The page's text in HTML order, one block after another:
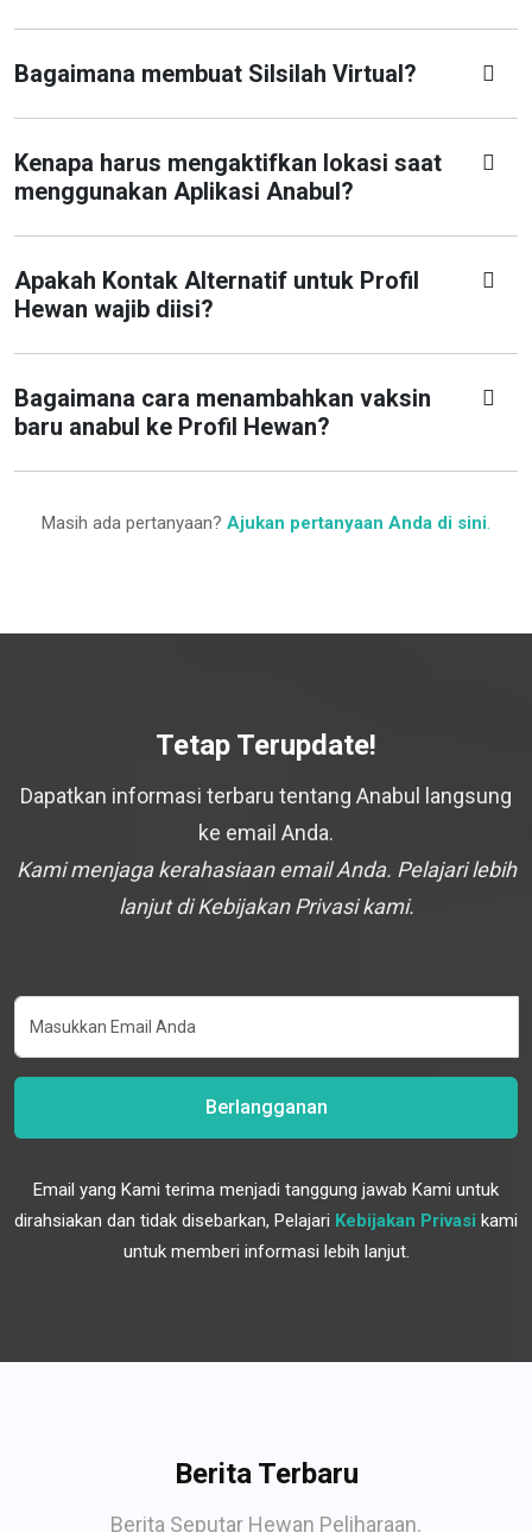
Bagaimana membuat Silsilah Virtual?
Kenapa harus mengaktifkan lokasi saat
menggunakan Aplikasi Anabul?
Apakah Kontak Alternatif untuk Profil
Hewan wajib diisi?
Bagaimana cara menambahkan vaksin
baru anabul ke Profil Hewan?
Masih ada pertanyaan? Ajukan pertanyaan Anda di sini.
Tetap Terupdate!
Dapatkan informasi terbaru tentang Anabul langsung
ke email Anda.
Kami menjaga kerahasiaan email Anda. Pelajari lebih
lanjut di Kebijakan Privasi kami.
Berlangganan
Email yang Kami terima menjadi tanggung jawab Kami untuk
dirahsiakan dan tidak disebarkan, Pelajari Kebijakan Privasi kami
untuk memberi informasi lebih lanjut.
Berita Terbaru
Berita Seputar Hewan Peliharaan.